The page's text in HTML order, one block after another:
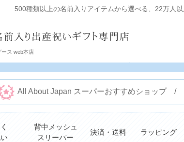
500種類以上の名前入りアイテムから選べる、22万人
ス web本店
All About Japan スーパーおすすめショップ
背中メッシュ
スリーパー
決済・送料 ラッピング